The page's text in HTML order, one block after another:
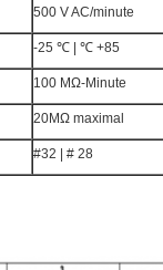
500 V AC/minute
-25 ℃ | ℃ +85
100 MΩ-Minute
20MΩ maximal
#32 | # 28